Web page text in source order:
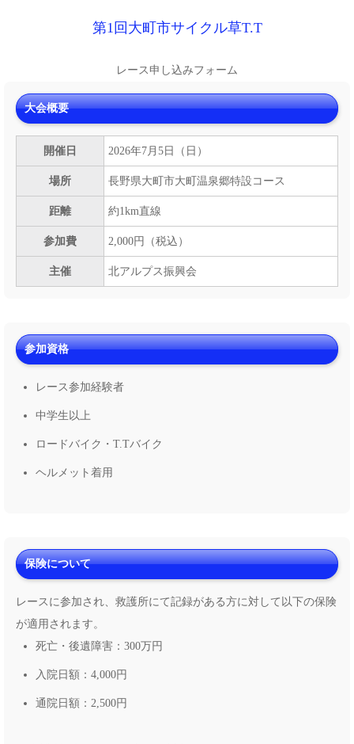
第1回大町市サイクル草T.T
レース申し込みフォーム
大会概要
開催日 2026年7月5日（日）
場所 長野県大町市大町温泉郷特設コース
距離 約1km直線
参加費 2,000円（税込）
主催 北アルプス振興会
参加資格
レース参加経験者
中学生以上
ロードバイク・T.Tバイク
ヘルメット着用
保険について
レースに参加され、救護所にて記録がある方に対して以下の保険
が適用されます。
死亡・後遺障害：300万円
入院日額：4,000円
通院日額：2,500円